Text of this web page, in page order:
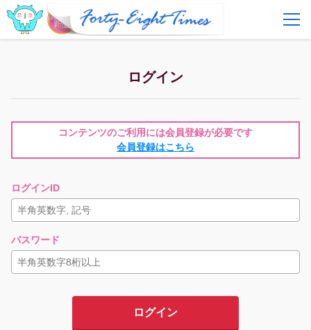
FAQ
ログイン 会員登録
ログイン
コンテンツのご利用には会員登録が必要です
会員登録はこちら
ログインID
パスワード
ログイン